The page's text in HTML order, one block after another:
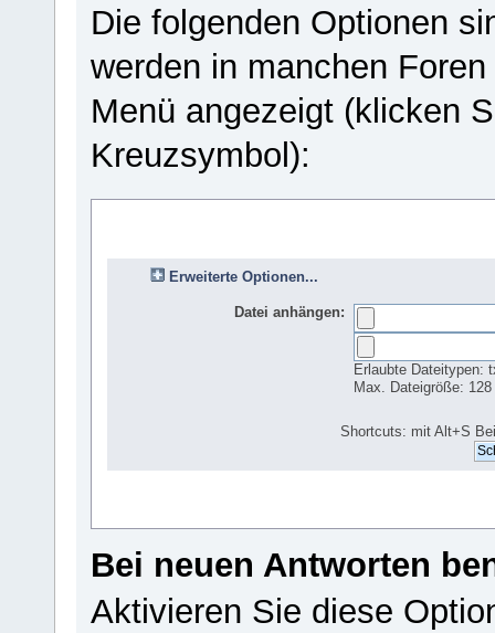
Die folgenden Optionen
werden in manchen
Menü angezeigt (klicken
Kreuzsymbol):
Erweiterte Optionen...
Datei anhängen:
Erlaubte Dateitypen:
Max. Dateigröße:
Shortcuts: mit Alt+S
Bei neuen Antworten
Aktivieren Sie diese